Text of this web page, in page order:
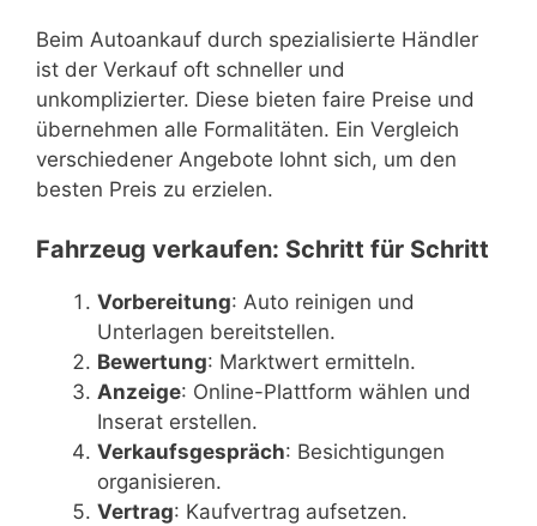
Beim Autoankauf durch spezialisierte Händler
ist der Verkauf oft schneller und
unkomplizierter. Diese bieten faire Preise und
übernehmen alle Formalitäten. Ein Vergleich
verschiedener Angebote lohnt sich, um den
besten Preis zu erzielen.
Fahrzeug verkaufen: Schritt für Schritt
Vorbereitung: Auto reinigen und
Unterlagen bereitstellen.
Bewertung: Marktwert ermitteln.
Anzeige: Online-Plattform wählen und
Inserat erstellen.
Verkaufsgespräch: Besichtigungen
organisieren.
Vertrag: Kaufvertrag aufsetzen.